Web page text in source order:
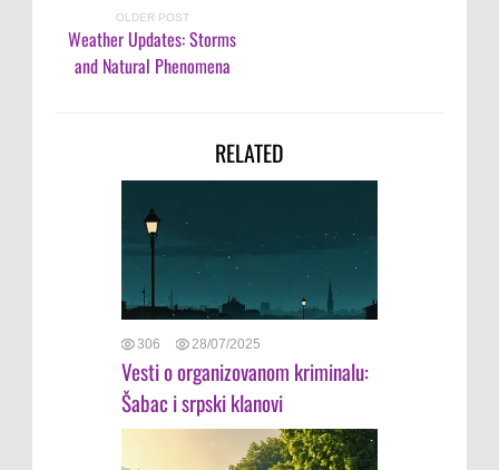
OLDER POST
Weather Updates: Storms
and Natural Phenomena
RELATED
306 28/07/2025
Vesti o organizovanom kriminalu:
Šabac i srpski klanovi